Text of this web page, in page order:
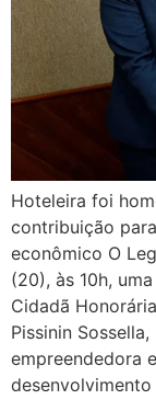
Hoteleira foi
contribuição
econômico O
(20), às 10h,
Cidadã
Pissinin
empreendedora